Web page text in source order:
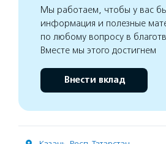
Мы работаем, чтобы у вас
информация и полезные
по любому вопросу в
Вместе мы этого достигнем
Внести вклад